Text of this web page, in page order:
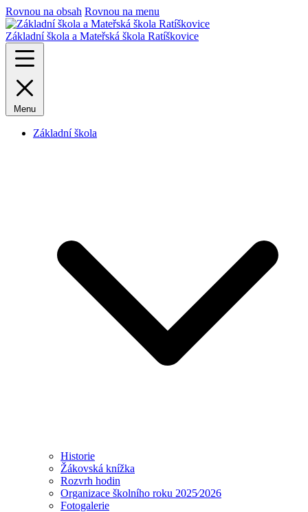
Rovnou na obsah Rovnou na menu
Základní škola a Mateřská škola Ratíškovice
Menu
Základní škola
Historie
Žákovská knížka
Rozvrh hodin
Organizace školního roku 2025⁄2026
Fotogalerie